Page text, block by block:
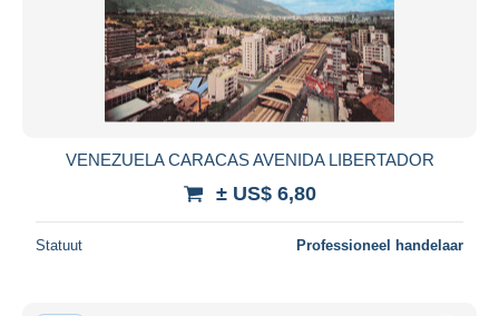
VENEZUELA CARACAS AVENIDA LIBERTADOR
± US$ 6,80
Statuut Professioneel handelaar